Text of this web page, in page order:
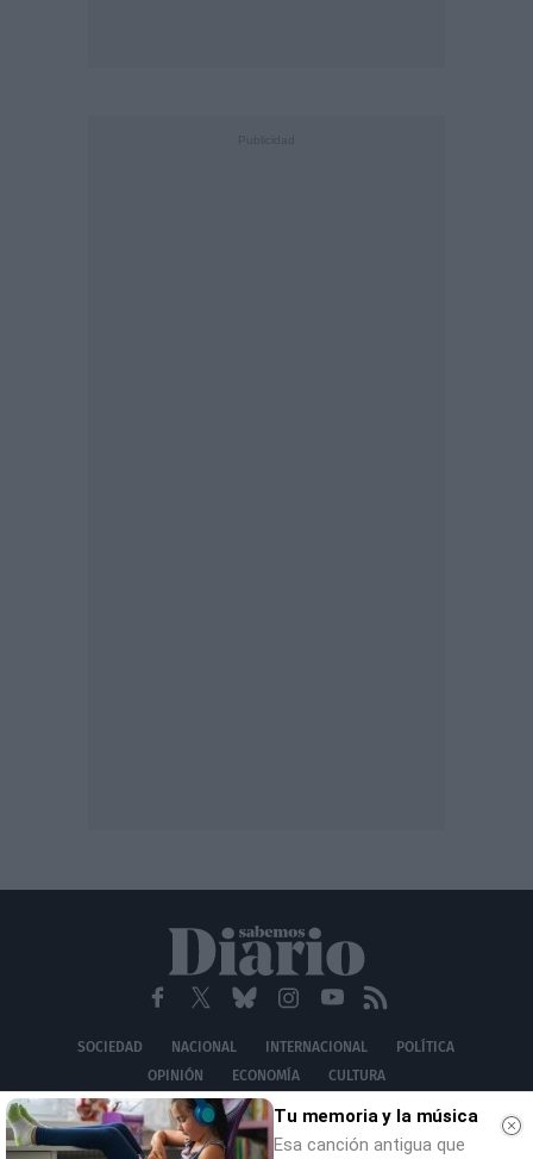
SOCIEDAD NACIONAL INTERNACIONAL
POLÍTICA
OPINIÓN
ECONOMÍA CULTURA
EQUIPO AVISO LEGAL POLÍTICA DE PRIVACIDAD
POLÍTICA DE COOKIES
CONTACTO
Tu memoria y la música
Esa canción antigua que